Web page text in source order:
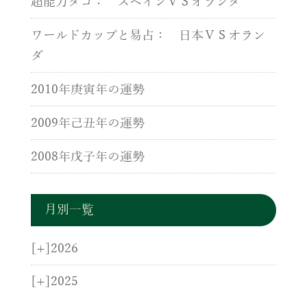
ワールドカップと易占： 日本ＶＳオラン
ダ
2010年庚寅年の運勢
2009年己丑年の運勢
2008年戊子年の運勢
月別一覧
[+] 2026
[+] 2025